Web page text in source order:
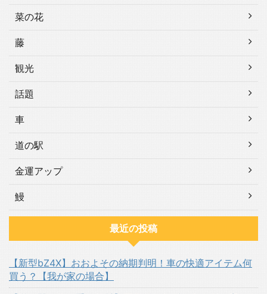
菜の花
藤
観光
話題
車
道の駅
金運アップ
鰻
最近の投稿
【新型bZ4X】おおよその納期判明！車の快適アイテム何
買う？【我が家の場合】